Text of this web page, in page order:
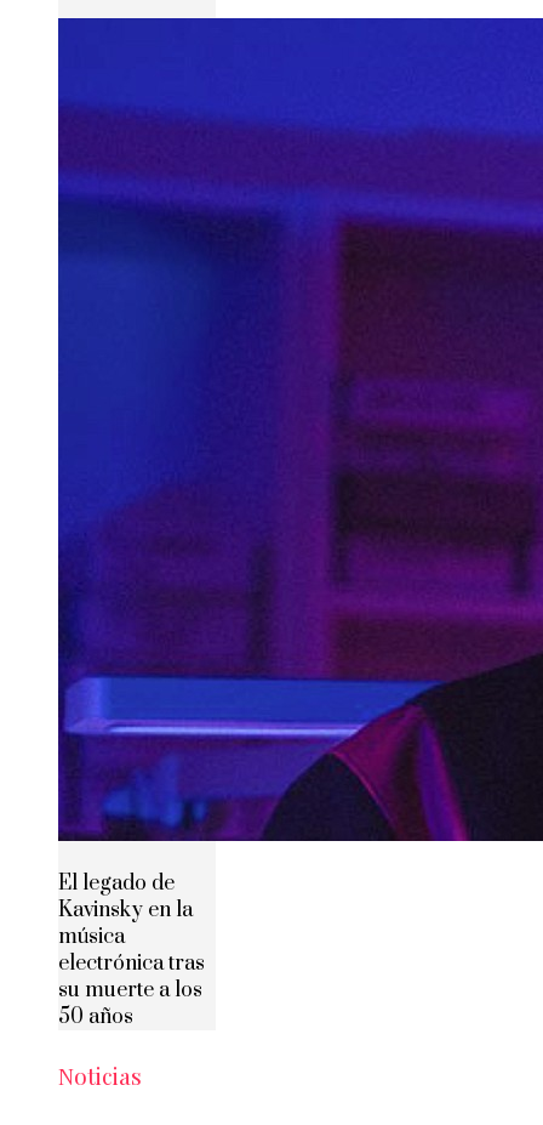
El legado de
Kavinsky en la
música
electrónica tras
su muerte a los
50 años
Noticias